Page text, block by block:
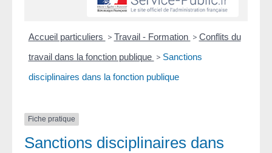
Accueil particuliers > Travail - Formation > Conflits du
travail dans la fonction publique > Sanctions
disciplinaires dans la fonction publique
Fiche pratique
Sanctions disciplinaires dans